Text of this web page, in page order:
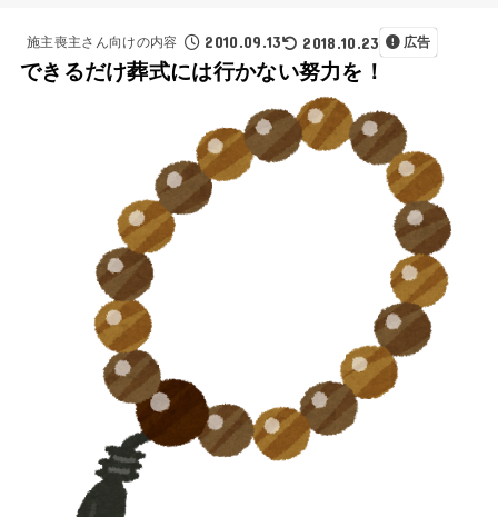
施主喪主さん向けの内容 2010.09.13 2018.10.23 広告
できるだけ葬式には行かない努力を！